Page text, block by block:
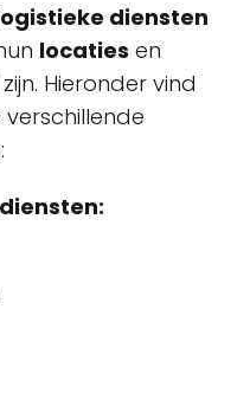
diensten
locaties en
Hieronder vind